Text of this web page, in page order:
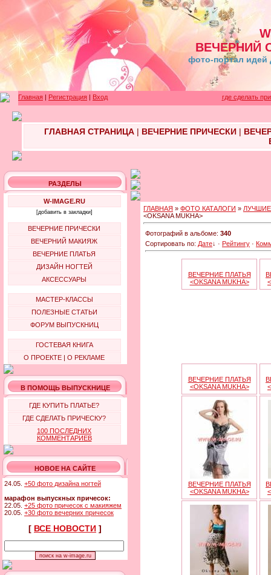
ВЕЧЕРНИЙ
фото-портал идей
Главная | Регистрация | Вход где сделать
ГЛАВНАЯ СТРАНИЦА| ВЕЧЕРНИЕ ПРИЧЕСКИ|
РАЗДЕЛЫ
W-IMAGE.RU
[добавить в закладки]
ВЕЧЕРНИЕ ПРИЧЕСКИ
ВЕЧЕРНИЙ МАКИЯЖ
ВЕЧЕРНИЕ ПЛАТЬЯ
ДИЗАЙН НОГТЕЙ
АКСЕССУАРЫ
МАСТЕР-КЛАССЫ
ПОЛЕЗНЫЕ СТАТЬИ
ФОРУМ ВЫПУСКНИЦ
ГОСТЕВАЯ КНИГА
О ПРОЕКТЕ | О РЕКЛАМЕ
В ПОМОЩЬ ВЫПУСКНИЦЕ
ГДЕ КУПИТЬ ПЛАТЬЕ?
ГДЕ СДЕЛАТЬ ПРИЧЕСКУ?
100 ПОСЛЕДНИХ
КОММЕНТАРИЕВ
НОВОЕ НА САЙТЕ
24.05. +50 фото дизайна ногтей
марафон выпускных причесок:
22.05. +25 фото причесок с макияжем
20.05. +30 фото вечерних причесок
[ ВСЕ НОВОСТИ ]
ГЛАВНАЯ » ФОТО КАТАЛОГИ »
<OKSANA MUKHA>
Фотографий в альбоме: 340
Сортировать по: Дате↓ · Рейтингу ·
ВЕЧЕРНИЕ ПЛАТЬЯ
<OKSANA MUKHA>
ВЕЧЕРНИЕ ПЛАТЬЯ
<OKSANA MUKHA>
ВЕЧЕРНИЕ ПЛАТЬЯ
<OKSANA MUKHA>